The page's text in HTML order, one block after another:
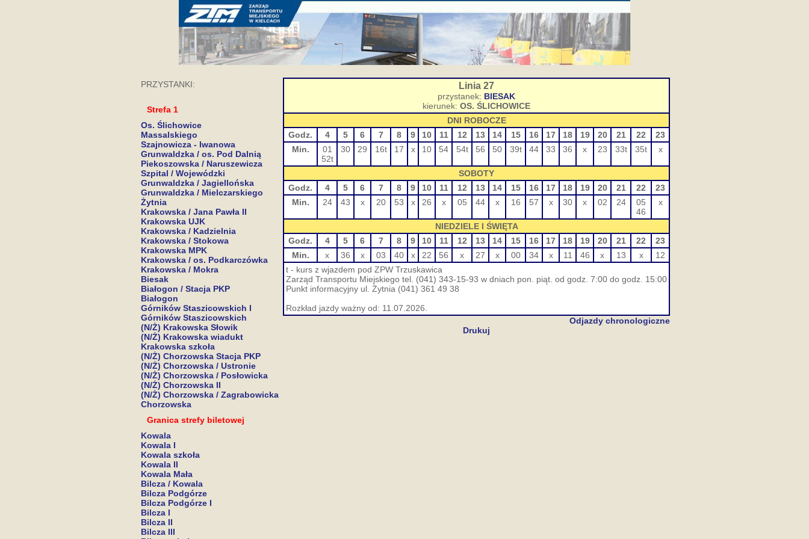
PRZYSTANKI:
Strefa 1
Os. Ślichowice
Massalskiego
Szajnowicza - Iwanowa
Grunwaldzka / os. Pod Dalnią
Piekoszowska / Naruszewicza
Szpital / Wojewódzki
Grunwaldzka / Jagiellońska
Grunwaldzka / Mielczarskiego
Żytnia
Krakowska / Jana Pawła II
Krakowska UJK
Krakowska / Kadzielnia
Krakowska / Stokowa
Krakowska MPK
Krakowska / os. Podkarczówka
Krakowska / Mokra
Biesak
Białogon / Stacja PKP
Białogon
Górników Staszicowskich I
Górników Staszicowskich
(N/Ż) Krakowska Słowik
(N/Ż) Krakowska wiadukt
Krakowska szkoła
(N/Ż) Chorzowska Stacja PKP
(N/Ż) Chorzowska / Ustronie
(N/Ż) Chorzowska / Posłowicka
(N/Ż) Chorzowska II
(N/Ż) Chorzowska / Zagrabowicka
Chorzowska
Granica strefy biletowej
Kowala
Kowala I
Kowala szkoła
Kowala II
Kowala Mała
Bilcza / Kowala
Bilcza Podgórze
Bilcza Podgórze I
Bilcza I
Bilcza II
Bilcza III
Linia 27
przystanek: BIESAK
kierunek: OS. ŚLICHOWICE
DNI ROBOCZE
Godz.
4 5 6 7 8 9 10 11 12 13 14 15 16 17 18 19 20 21 22
23
Min.
01
52t
30 29 16t 17 x 10 54 54t 56 50 39t 44 33 36 x 23 33t 35t x
SOBOTY
Godz.
4 5 6 7 8 9 10 11 12 13 14 15 16 17 18 19 20 21 22
23
Min.
24 43 x 20 53 x 26 x 05 44 x 16 57 x 30 x 02 24
05
46
x
NIEDZIELE I ŚWIĘTA
Godz.
4 5 6 7 8 9 10 11 12 13 14 15 16 17 18 19 20 21 22
23
Min.
x 36 x 03 40 x 22 56 x 27 x 00 34 x 11 46 x 13 x
12
t - kurs z wjazdem pod ZPW Trzuskawica
Zarząd Transportu Miejskiego tel. (041) 343-15-93 w dniach pon. piąt. od godz. 7:00 do godz. 15:00
Punkt informacyjny ul. Żytnia (041) 361 49 38
Rozkład jazdy ważny od: 11.07.2026.
Odjazdy chronologiczne
Drukuj